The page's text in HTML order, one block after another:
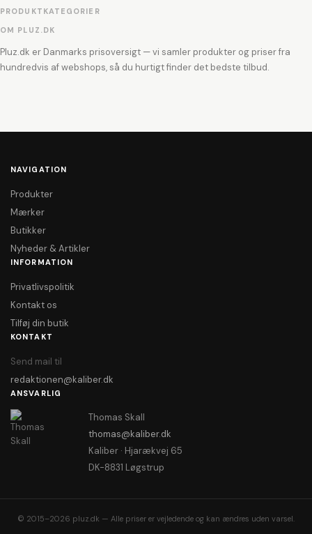
PRODUKTKATEGORIER
OM PLUZ.DK
Pluz.dk er Danmarks prisoversigt — vi samler produkter og priser fra
hundredvis af webshops, så du hurtigt finder det bedste tilbud.
NAVIGATION
Produkter
Mærker
Butikker
Nyheder & Artikler
INFORMATION
Privatlivspolitik
Kontakt os
Tilføj din butik
KONTAKT
Send mail til
redaktionen@kaliber.dk
ANSVARLIG
Thomas Skall
thomas@kaliber.dk
Kaliber · Hjarækvej 65
DK-8831 Løgstrup
© 2015–2026 pluz.dk — Alle priser er vejledende og kan ændres uden varsel.